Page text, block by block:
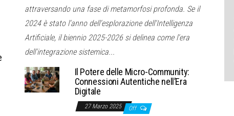
attraversando una fase di metamorfosi profonda. Se il
2024 è stato l'anno dell'esplorazione dell'Intelligenza
Artificiale, il biennio 2025-2026 si delinea come l'era
dell'integrazione sistemica...
Il Potere delle Micro-Community:
Connessioni Autentiche nell’Era
Digitale
27 Marzo 2025 Off